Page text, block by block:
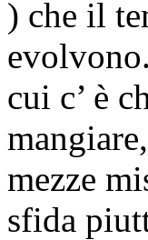
) che il
cui c’ è
mezze
sfida